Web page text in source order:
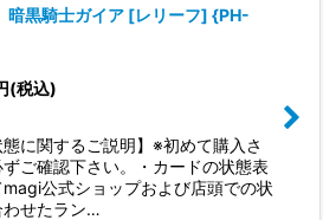
暗黒騎士ガイア [レリーフ] {PH-
(税込)
態に関するご説明】※初めて購入さ
ご確認下さい。・カードの状態表
公式ショップおよび店頭での状
わせたラン…